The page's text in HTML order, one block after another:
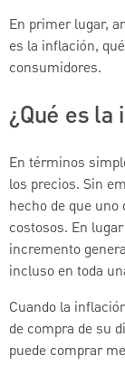
En primer lugar,
es la inflación,
consumidores.
¿Qué es la
En términos
los precios. Sin
hecho de que
costosos. En
incremento
incluso en toda
Cuando la
de compra de su
puede comprar